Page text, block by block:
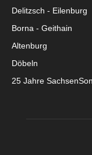
Delitzsch - Eilenburg
Borna - Geithain
Altenburg
Döbeln
25 Jahre